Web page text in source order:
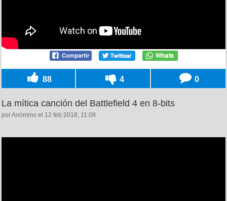
88 4 0
La mítica canción del Battlefield 4 en 8-bits
por Anónimo el 12 feb 2018, 11:08